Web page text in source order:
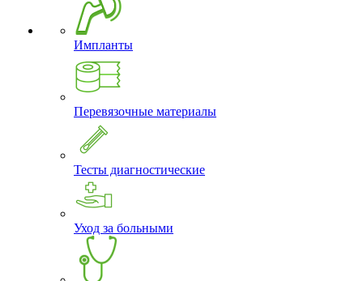
Импланты
Перевязочные материалы
Тесты диагностические
Уход за больными